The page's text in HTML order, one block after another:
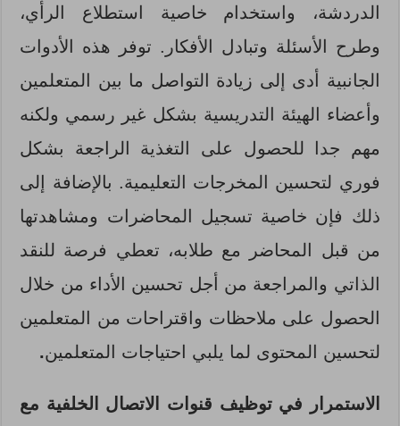
الدردشة، واستخدام خاصية استطلاع الرأي،
وطرح الأسئلة وتبادل الأفكار. توفر هذه الأدوات
الجانبية أدى إلى زيادة التواصل ما بين المتعلمين
وأعضاء الهيئة التدريسية بشكل غير رسمي ولكنه
مهم جدا للحصول على التغذية الراجعة بشكل
فوري لتحسين المخرجات التعليمية. بالإضافة إلى
ذلك فإن خاصية تسجيل المحاضرات ومشاهدتها
من قبل المحاضر مع طلابه، تعطي فرصة للنقد
الذاتي والمراجعة من أجل تحسين الأداء من خلال
الحصول على ملاحظات واقتراحات من المتعلمين
لتحسين المحتوى لما يلبي احتياجات المتعلمين.
الاستمرار في توظيف قنوات الاتصال الخلفية مع